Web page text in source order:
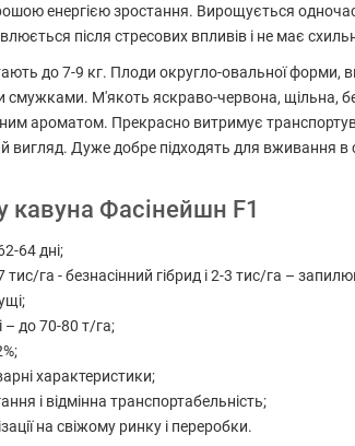
енергією зростання. Вирощується
після стресових впливів і не має
до 7-9 кг. Плоди округло-овальної форми,
смужками. М'якоть яскраво-червона, щільна,
ароматом. Прекрасно витримує
вигляд. Дуже добре підходять для вживання в
кавуна Фасінейшн F1
64 дні;
га - безнасінний гібрид і 2-3 тис/га –
– до 70-80 т/га;
характеристики;
і відмінна транспортабельність;
на свіжому ринку і переробки.